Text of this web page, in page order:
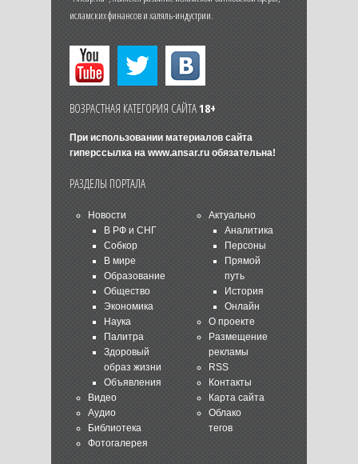
исламских финансов и халяль-индустрии.
ВОЗРАСТНАЯ КАТЕГОРИЯ САЙТА18+
При использовании материалов сайта
гиперссылка на www.ansar.ruобязательна!
РАЗДЕЛЫ ПОРТАЛА
Новости
В РФ и СНГ
Собкор
В мире
Образование
Общество
Экономика
Наука
Палитра
Здоровый
образ жизни
Объявления
Видео
Аудио
Библиотека
Фотогалерея
Актуально
Аналитика
Персоны
Прямой
путь
История
Онлайн
О проекте
Размещение
рекламы
RSS
Контакты
Карта сайта
Облако
тегов